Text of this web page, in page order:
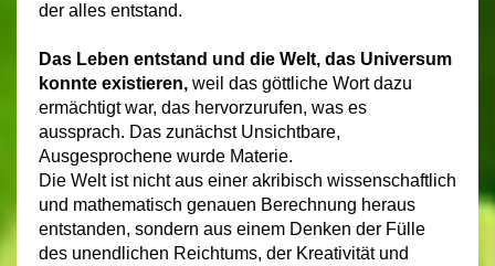
der alles entstand.
Das Leben entstand und die Welt, das Universum
konnte existieren, weil das göttliche Wort dazu
ermächtigt war, das hervorzurufen, was es
aussprach. Das zunächst Unsichtbare,
Ausgesprochene wurde Materie.
Die Welt ist nicht aus einer akribisch wissenschaftlich
und mathematisch genauen Berechnung heraus
entstanden, sondern aus einem Denken der Fülle
des unendlichen Reichtums, der Kreativität und